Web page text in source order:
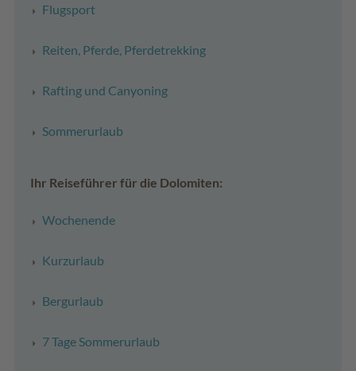
Flugsport
Reiten, Pferde, Pferdetrekking
Rafting und Canyoning
Sommerurlaub
Ihr Reiseführer für die Dolomiten:
Wochenende
Kurzurlaub
Bergurlaub
7 Tage Sommerurlaub